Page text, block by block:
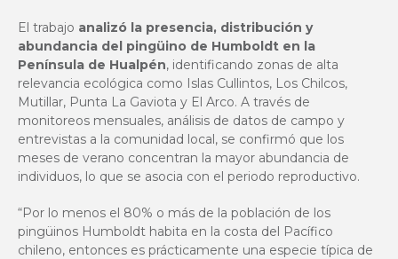
El trabajo analizó la presencia, distribución y
abundancia del pingüino de Humboldt en la
Península de Hualpén, identificando zonas de alta
relevancia ecológica como Islas Cullintos, Los Chilcos,
Mutillar, Punta La Gaviota y El Arco. A través de
monitoreos mensuales, análisis de datos de campo y
entrevistas a la comunidad local, se confirmó que los
meses de verano concentran la mayor abundancia de
individuos, lo que se asocia con el periodo reproductivo.
“Por lo menos el 80% o más de la población de los
pingüinos Humboldt habita en la costa del Pacífico
chileno, entonces es prácticamente una especie típica de